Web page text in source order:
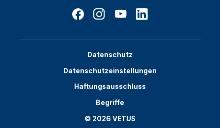
Datenschutz
Datenschutzeinstellungen
Haftungsausschluss
Begriffe
© 2026 VETUS